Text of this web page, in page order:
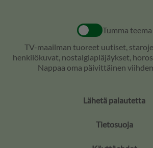
Tumma teema
TV-maailman tuoreet uutiset,
henkilökuvat, nostalgiapläjäykset,
Nappaa oma päivittäinen
Lähetä palautetta
Tietosuoja